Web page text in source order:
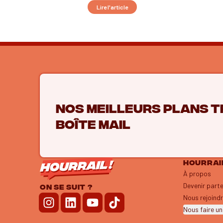
Lire l'article
Nos meilleurs plans
boîte mail
ON SE SUIT ?
À propos
Devenir
Nous
Nous faire